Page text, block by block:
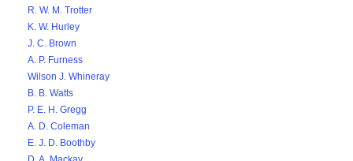
R. W. M. Trotter
K. W. Hurley
J. C. Brown
A. P. Furness
Wilson J. Whineray
B. B. Watts
P. E. H. Gregg
A. D. Coleman
E. J. D. Boothby